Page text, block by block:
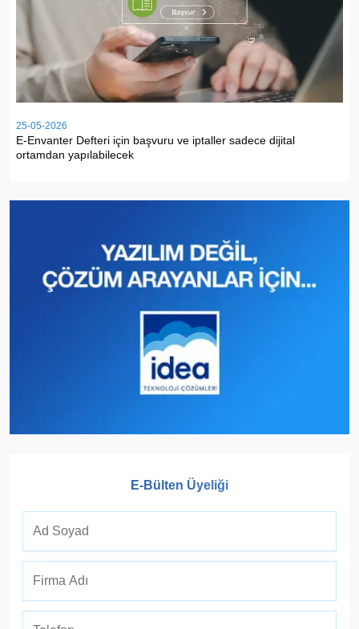
25-05-2026
E-Envanter Defteri için başvuru ve iptaller sadece dijital
ortamdan yapılabilecek
E-Bülten Üyeliği